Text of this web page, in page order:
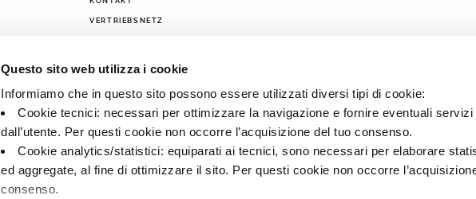
Questo sito web utilizza i cookie
Informiamo che in questo sito possono essere utilizzati diversi tipi di cookie:
Cookie tecnici: necessari per ottimizzare la navigazione e fornire eventuali
dall’utente. Per questi cookie non occorre l’acquisizione del tuo consenso.
Cookie analytics/statistici: equiparati ai tecnici, sono necessari per elaborare
ed aggregate, al fine di ottimizzare il sito. Per questi cookie non occorre
consenso.
VERTRIEBSNETZ